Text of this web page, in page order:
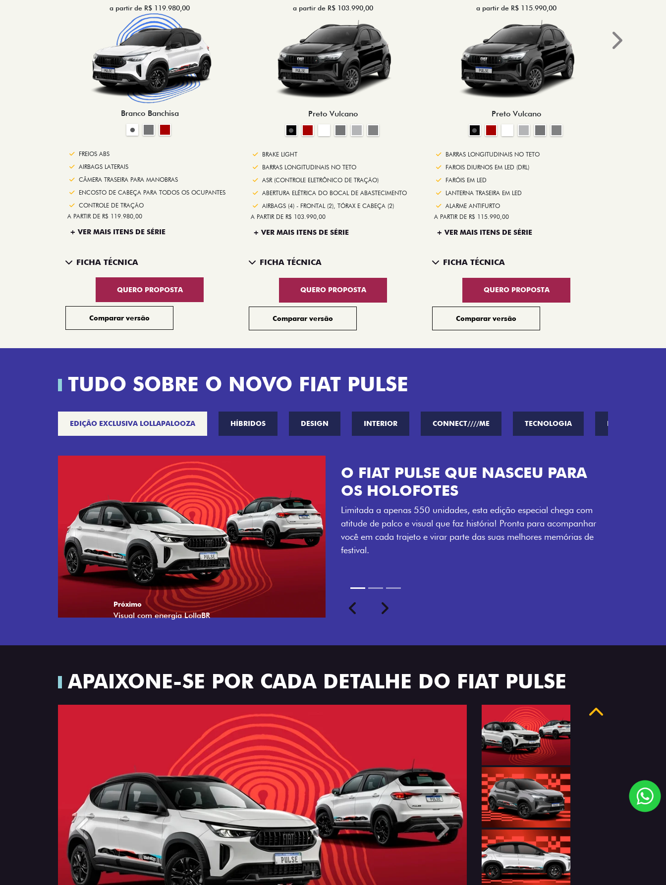
a partir de R$ 119.980,00
Branco Banchisa
FREIOS ABS
AIRBAGS LATERAIS
CÂMERA TRASEIRA PARA MANOBRAS
ENCOSTO DE CABEÇA PARA TODOS OS OCUPANTES
CONTROLE DE TRAÇÃO
A PARTIR DE R$ 119.980,00
+ VER MAIS ITENS DE SÉRIE
FICHA TÉCNICA
QUERO PROPOSTA
Comparar versão
a partir de R$ 103.990,00
Preto Vulcano
BRAKE LIGHT
BARRAS LONGITUDINAIS NO TETO
ASR (CONTROLE ELETRÔNICO DE TRAÇÃO)
ABERTURA ELÉTRICA DO BOCAL DE ABASTECIMENTO
AIRBAGS (4) - FRONTAL (2), TÓRAX E CABEÇA (2)
A PARTIR DE R$ 103.990,00
+ VER MAIS ITENS DE SÉRIE
FICHA TÉCNICA
QUERO PROPOSTA
Comparar versão
a partir de R$ 115.990,00
Preto Vulcano
BARRAS LONGITUDINAIS NO TETO
FAROIS DIURNOS EM LED (DRL)
FARÓIS EM LED
LANTERNA TRASEIRA EM LED
ALARME ANTIFURTO
A PARTIR DE R$ 115.990,00
+ VER MAIS ITENS DE SÉRIE
FICHA TÉCNICA
QUERO PROPOSTA
Comparar versão
Next
TUDO SOBRE O NOVO FIAT PULSE
EDIÇÃO EXCLUSIVA LOLLAPALOOZA HÍBRIDOS DESIGN INTERIOR CONNECT////ME TECNOLOGIA PERFORMANCE
VISUAL COM ENERGIA LOLLABR
Se liga no que compõe a identidade exclusiva do festival: série
numerada, adesivo lateral LollaBR e a soleira temática que reforçam
a exclusividade, enquanto os detalhes escurecidos, o teto bicolor e as
rodas de liga-leve aro 16” em preto brilhante completam o visual
com ainda mais estilo.
Próximo
Tecnologia que acompanha o seu ritmo
PreviousNext
APAIXONE-SE POR CADA DETALHE DO FIAT PULSE
Anterior Próximo
Anterior